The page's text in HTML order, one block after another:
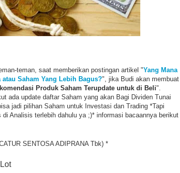
teman, saat memberikan postingan artikel "Yang Mana
Saham Yang Lebih Bagus?", jika Budi akan membuat
Produk Saham Terupdate untuk di Beli".
ada update daftar Saham yang akan Bagi Dividen Tunai
jadi pilihan Saham untuk Investasi dan Trading *Tapi
Analisis terlebih dahulu ya ;)* informasi bacaannya berikut
SENTOSA ADIPRANA Tbk) *